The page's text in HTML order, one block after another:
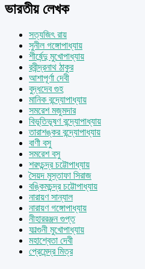
ভারতীয় লেখক
সত্যজিৎ রায়
সুনীল গঙ্গোপাধ্যায়
শীর্ষেন্দু মুখোপাধ্যায়
রবীন্দ্রনাথ ঠাকুর
আশাপূর্ণা দেবী
বুদ্ধদেব গুহ
মানিক বন্দ্যোপাধ্যায়
সমরেশ মজুমদার
বিভূতিভূষণ বন্দ্যোপাধ্যায়
তারাশঙ্কর বন্দ্যোপাধ্যায়
বাণী বসু
সমরেশ বসু
শরৎচন্দ্র চট্টোপাধ্যায়
সৈয়দ মুস্তাফা সিরাজ
বঙ্কিমচন্দ্র চট্টোপাধ্যায়
নারায়ণ সান্যাল
নারায়ণ গঙ্গোপাধ্যায়
নীহাররঞ্জন গুপ্ত
ফাল্গুনী মুখোপাধ্যায়
মহাশ্বেতা দেবী
প্রেমেন্দ্র মিত্র